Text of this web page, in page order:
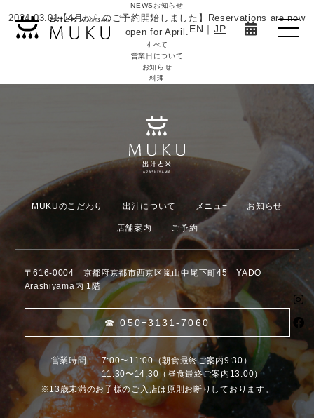
EN ｜JP
NEWS お知らせ
2024.03.01【4月からのご予約開始しました】Reservations are now
open for April.
すべて
営業日について
お知らせ
料理
MUKUのこだわり 出汁について メニュ− お知らせ
店舗案内 ご予約
〒616-0004 京都府京都市西京区嵐山中尾下町45 YADO
Arashiyama内 1階
☎︎ 050ｰ3131-7060
営業時間
7:00〜11:00（朝食最終ご案内9:30）
11:30〜14:30（昼食最終ご案内13:00）
※13歳未満のお⼦様のご⼊店は原則お断りしております。